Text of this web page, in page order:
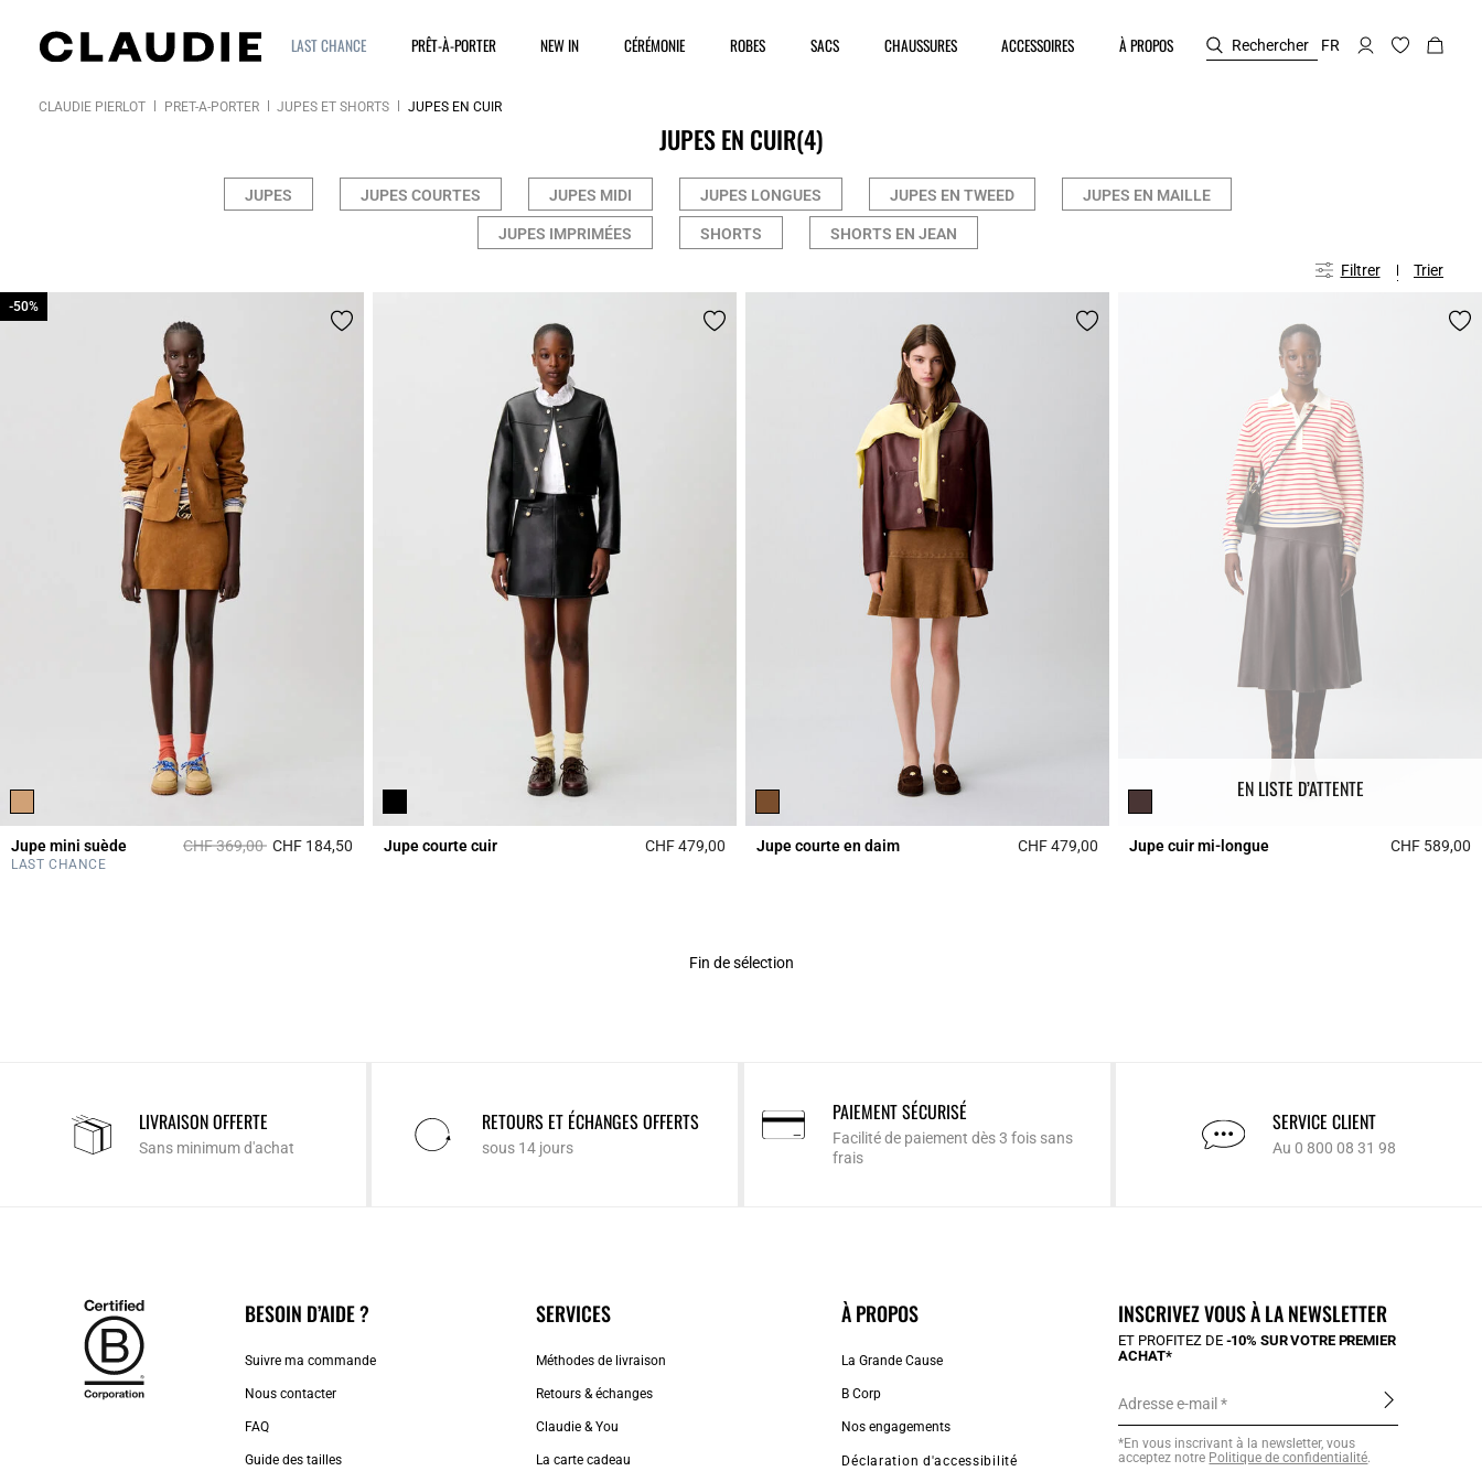
LAST CHANCE PRÊT-À-PORTER NEW IN CÉRÉMONIE ROBES SACS CHAUSSURES ACCESSOIRES À PROPOS Rechercher FR
CLAUDIE PIERLOT PRÊT-À-PORTER JUPES ET SHORTS JUPES EN CUIR
JUPES EN CUIR(4)
JUPES JUPES COURTES JUPES MIDI JUPES LONGUES JUPES EN TWEED JUPES EN MAILLE
JUPES IMPRIMÉES SHORTS SHORTS EN JEAN
Filtrer Trier
Jupe mini suède Prix réduit à partir de
CHF 369,00à
-50%
CHF 184,50 3.6 out of 5 Customer Rating
LAST CHANCE
-50%
Jupe courte cuir CHF 479,00 5 out of 5 Customer Rating
Jupe courte en daim CHF 479,00 4.8 out of 5 Customer Rating
EN LISTE D’ATTENTE
Jupe cuir mi-longue CHF 589,00
Fin de sélection
LIVRAISON OFFERTE
Sans minimum d'achat
RETOURS ET ÉCHANGES OFFERTS
sous 14 jours
PAIEMENT SÉCURISÉ
Facilité de paiement dès 3 fois sans
frais
SERVICE CLIENT
Au 0 800 08 31 98
BESOIN D’AIDE ?
Suivre ma commande
Nous contacter
FAQ
Guide des tailles
SERVICES
Méthodes de livraison
Retours & échanges
Claudie & You
La carte cadeau
À PROPOS
La Grande Cause
B Corp
Nos engagements
Déclaration d'accessibilité
INSCRIVEZ VOUS À LA NEWSLETTER
ET PROFITEZ DE -10% SUR VOTRE PREMIER
ACHAT*
Adresse e-mail
*En vous inscrivant à la newsletter, vous
acceptez notre Politique de confidentialité.